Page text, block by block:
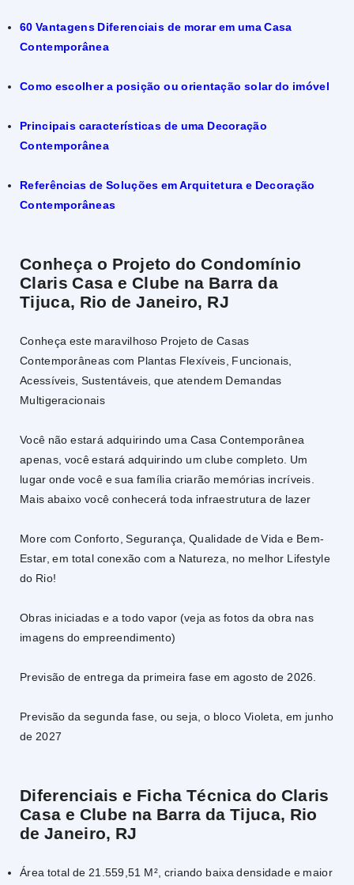
60 Vantagens Diferenciais de morar em uma Casa
Contemporânea
Como escolher a posição ou orientação solar do imóvel
Principais características de uma Decoração
Contemporânea
Referências de Soluções em Arquitetura e Decoração
Contemporâneas
Conheça o Projeto do Condomínio
Claris Casa e Clube na Barra da
Tijuca, Rio de Janeiro, RJ
Conheça este maravilhoso Projeto de Casas
Contemporâneas com Plantas Flexíveis, Funcionais,
Acessíveis, Sustentáveis, que atendem Demandas
Multigeracionais
Você não estará adquirindo uma Casa Contemporânea
apenas, você estará adquirindo um clube completo. Um
lugar onde você e sua família criarão memórias incríveis.
Mais abaixo você conhecerá toda infraestrutura de lazer
More com Conforto, Segurança, Qualidade de Vida e Bem-
Estar, em total conexão com a Natureza, no melhor Lifestyle
do Rio!
Obras iniciadas e a todo vapor (veja as fotos da obra nas
imagens do empreendimento)
Previsão de entrega da primeira fase em agosto de 2026.
Previsão da segunda fase, ou seja, o bloco Violeta, em junho
de 2027
Diferenciais e Ficha Técnica do Claris
Casa e Clube na Barra da Tijuca, Rio
de Janeiro, RJ
Área total de 21.559,51 M², criando baixa densidade e maior